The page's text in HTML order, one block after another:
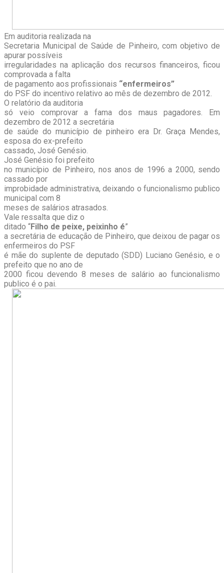
Em auditoria realizada na
Secretaria Municipal de Saúde de Pinheiro, com objetivo de
apurar possíveis
irregularidades na aplicação dos recursos financeiros, ficou
comprovada a falta
de pagamento aos profissionais “enfermeiros”
do PSF do incentivo relativo ao mês de dezembro de 2012.
O relatório da auditoria
só veio comprovar a fama dos maus pagadores. Em
dezembro de 2012 a secretária
de saúde do município de pinheiro era Dr. Graça Mendes,
esposa do ex-prefeito
cassado, José Genésio.
José Genésio foi prefeito
no município de Pinheiro, nos anos de 1996 a 2000, sendo
cassado por
improbidade administrativa, deixando o funcionalismo publico
municipal com 8
meses de salários atrasados.
Vale ressalta que diz o
ditado “Filho de peixe, peixinho é”
a secretária de educação de Pinheiro, que deixou de pagar os
enfermeiros do PSF
é mãe do suplente de deputado (SDD) Luciano Genésio, e o
prefeito que no ano de
2000 ficou devendo 8 meses de salário ao funcionalismo
publico é o pai.